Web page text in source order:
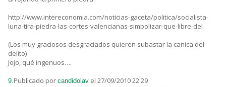
http://www.intereconomia.com/noticias-gaceta/politica/socialista-
luna-tira-piedra-las-cortes-valencianas-simbolizar-que-libre-del
(Los muy graciosos desgraciados quieren subastar la canica del
delito)
Jojo, qué ingenuos….
9.Publicado por candidolav el 27/09/2010 22:29